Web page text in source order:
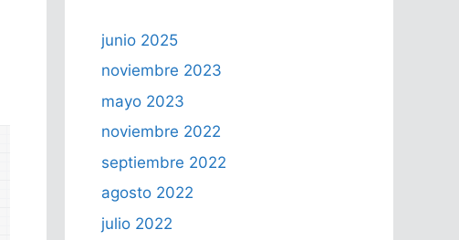
junio 2025
noviembre 2023
mayo 2023
noviembre 2022
septiembre 2022
agosto 2022
julio 2022